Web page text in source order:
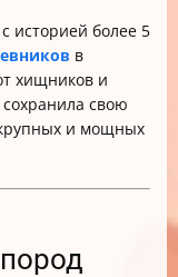
историей более 5
в
хищников и
свою
и мощных